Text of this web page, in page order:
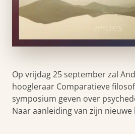
Op vrijdag 25 september zal
hoogleraar Comparatieve
symposium geven over
Naar aanleiding van zijn